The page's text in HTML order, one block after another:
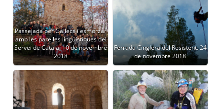
Passejada per Gallecs i esmorzar
amb les parelles lingüístiques del
Servei de Català. 10 de novembre
2018
Ferrada Cinglera del Resistent. 24
de novembre 2018